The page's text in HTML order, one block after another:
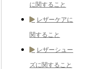
に関すること
レザーケアに
関すること
レザーシュー
ズに関すること